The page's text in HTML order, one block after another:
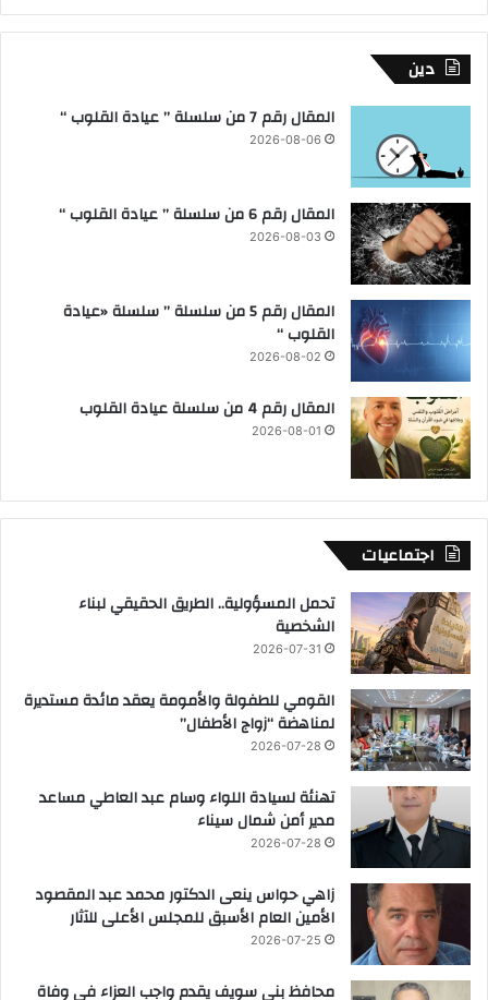
دين
المقال رقم 7 من سلسلة ” عيادة القلوب “
2026-08-06
المقال رقم 6 من سلسلة ” عيادة القلوب “
2026-08-03
المقال رقم 5 من سلسلة ” سلسلة «عيادة
القلوب “
2026-08-02
المقال رقم 4 من سلسلة عيادة القلوب
2026-08-01
اجتماعيات
تحمل المسؤولية.. الطريق الحقيقي لبناء
الشخصية
2026-07-31
القومي للطفولة والأمومة يعقد مائدة مستديرة
لمناهضة “زواج الأطفال”
2026-07-28
تهنئة لسيادة اللواء وسام عبد العاطي مساعد
مدير أمن شمال سيناء
2026-07-28
زاهي حواس ينعى الدكتور محمد عبد المقصود
الأمين العام الأسبق للمجلس الأعلى للآثار
2026-07-25
محافظ بني سويف يقدم واجب العزاء فى وفاة